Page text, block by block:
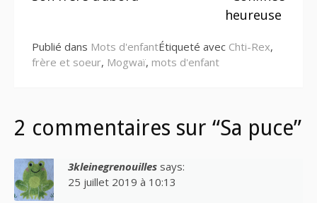
heureuse
Publié dans Mots d'enfantÉtiqueté avec Chti-Rex,
frère et soeur, Mogwaï, mots d'enfant
2 commentaires sur “Sa puce”
3kleinegrenouilles says:
25 juillet 2019 à 10:13